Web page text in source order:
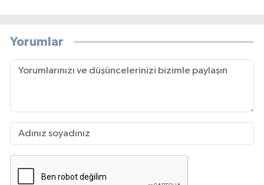
Yorumlar